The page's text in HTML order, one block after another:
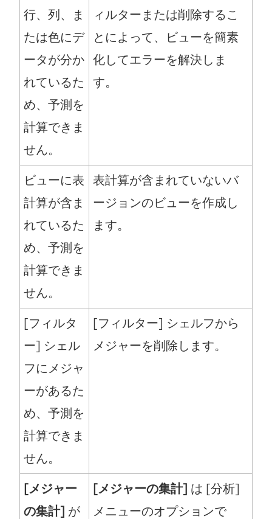
行、列、ま
たは色にデ
ータが分か
れているた
め、予測を
計算できま
せん。
ィルターまたは削除するこ
とによって、ビューを簡素
化してエラーを解決しま
す。
ビューに表
計算が含ま
れているた
め、予測を
計算できま
せん。
表計算が含まれていないバ
ージョンのビューを作成し
ます。
[フィルタ
ー] シェル
フにメジャ
ーがあるた
め、予測を
計算できま
せん。
[フィルター] シェルフから
メジャーを削除します。
[メジャー
の集計] が
[メジャーの集計] は [分析]
メニューのオプションで